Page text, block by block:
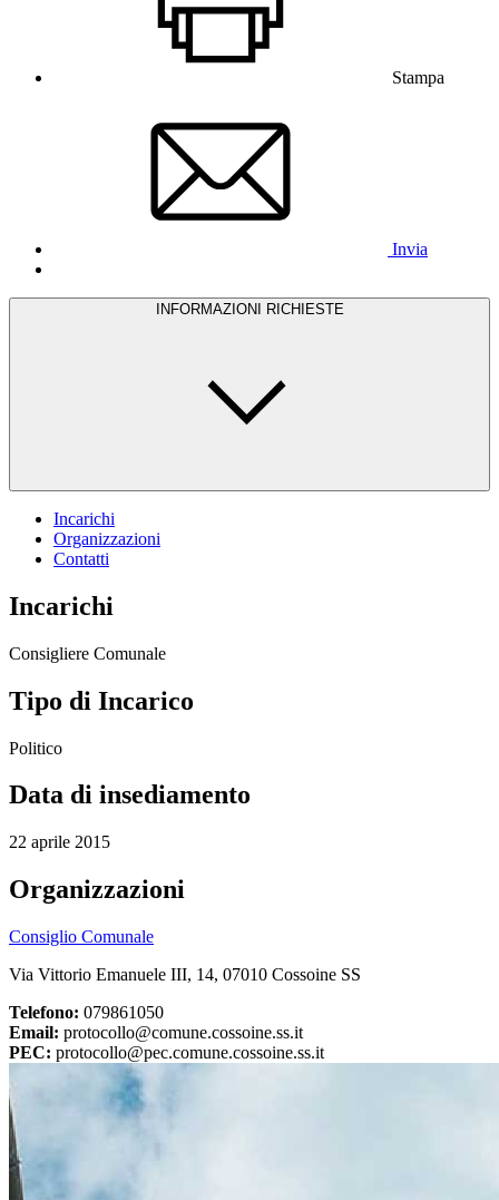
Stampa
Invia
INFORMAZIONI RICHIESTE
Incarichi
Organizzazioni
Contatti
Incarichi
Consigliere Comunale
Tipo di Incarico
Politico
Data di insediamento
22 aprile 2015
Organizzazioni
Consiglio Comunale
Via Vittorio Emanuele III, 14, 07010 Cossoine SS
Telefono: 079861050
Email: protocollo@comune.cossoine.ss.it
PEC: protocollo@pec.comune.cossoine.ss.it